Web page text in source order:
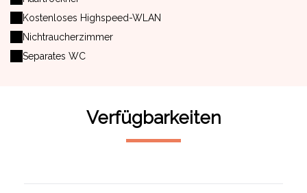
Kostenloses Highspeed-WLAN
Nichtraucherzimmer
Separates WC
Verfügbarkeiten